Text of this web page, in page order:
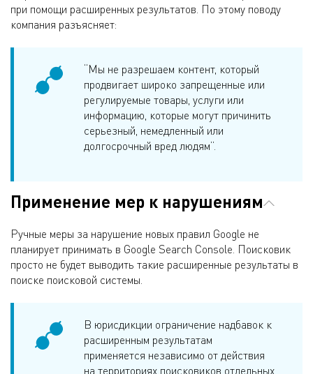
при помощи расширенных результатов. По этому поводу
компания разъясняет:
“Мы не разрешаем контент, который
продвигает широко запрещенные или
регулируемые товары, услуги или
информацию, которые могут причинить
серьезный, немедленный или
долгосрочный вред людям”.
Применение мер к нарушениям
Ручные меры за нарушение новых правил Google не
планирует принимать в Google Search Console. Поисковик
просто не будет выводить такие расширенные результаты в
поиске поисковой системы.
В юрисдикции ограничение надбавок к
расширенным результатам
применяется независимо от действия
на территориях поисковиков отдельных